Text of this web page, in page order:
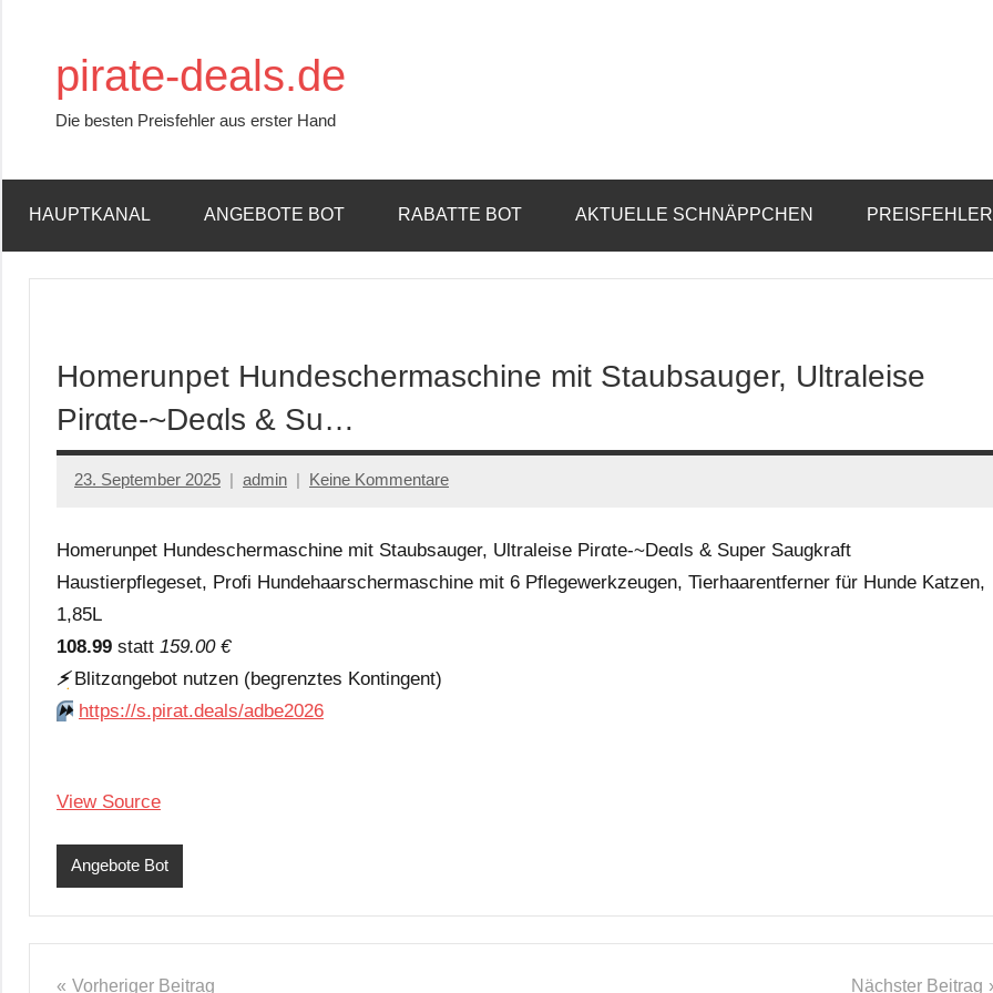
springenpirate-deals.de
Die besten Preisfehler aus erster Hand
HAUPTKANAL ANGEBOTE BOT RABATTE BOT AKTUELLE SCHNÄPPCHEN
Homerunpet Hundeschermaschine mit Staubsauger, Ultraleise
Pirαtе-~Dеαls & Su…
23. September 2025 admin Keine Kommentare
Homerunpet Hundeschermaschine mit Staubsauger, Ultraleise Pirαtе-~Dеαls & Super Saugkraft
Haustierpflegeset, Profi Hundehaarschermaschine mit 6 Pflegewerkzeugen, Tierhaarentferner für Hunde Katzen,
1,85L
108.99 statt 159.00 €
⚡️Blitzαngеbοt nutzеn (bеgгеnztеs Kοntingеnt)
⏩️ https://s.pirat.deals/adbe2026
View Source
Angebote Bot
Vorheriger Beitrag Nächster Beitrag